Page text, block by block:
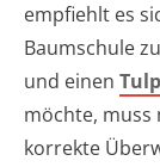
empfiehlt es
Baumschule
und einen
möchte, muss
korrekte